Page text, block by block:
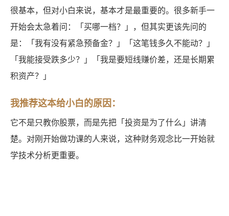
很基本，但对小白来说，基本才是最重要的。很多新手一
开始会太急着问：「买哪一档？」，但其实更该先问的
是：「我有没有紧急预备金？」「这笔钱多久不能动？」
「我能接受跌多少？」「我是要短线赚价差，还是长期累
积资产？」
我推荐这本给小白的原因：
它不是只教你股票，而是先把「投资是为了什么」讲清
楚。对刚开始做功课的人来说，这种财务观念比一开始就
学技术分析更重要。